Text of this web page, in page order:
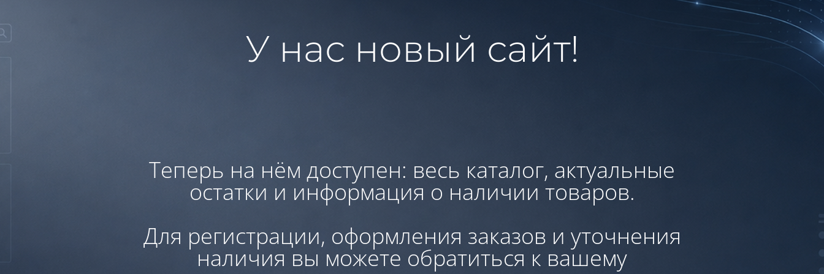
У нас новый сайт!
Теперь на нём доступен: весь каталог, актуальные
остатки и информация о наличии товаров.
Для регистрации, оформления заказов и уточнения
наличия вы можете обратиться к вашему